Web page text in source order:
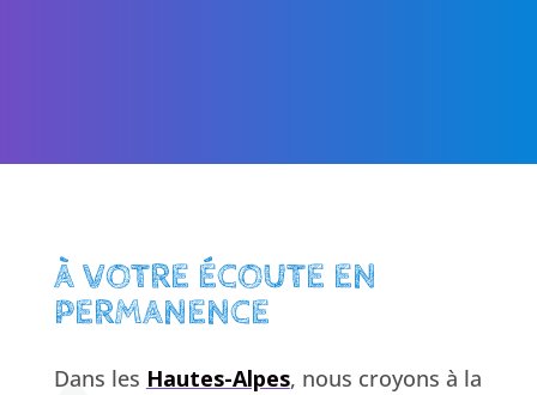
À VOTRE ÉCOUTE EN
PERMANENCE
Dans les Hautes-Alpes, nous croyons à la